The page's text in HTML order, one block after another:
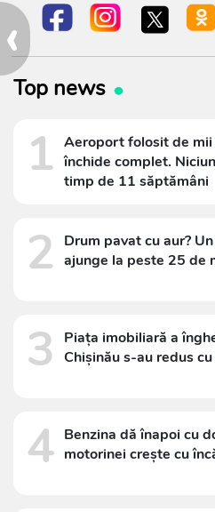
‹
Top news
1 Aeroport folosit de mii
închide complet.
timp de 11 săptămâni
2
Drum pavat cu aur?
ajunge la peste 25 de
3
Piața imobiliară a
Chișinău s-au redus
4 Benzina dă înapoi cu
motorinei crește cu